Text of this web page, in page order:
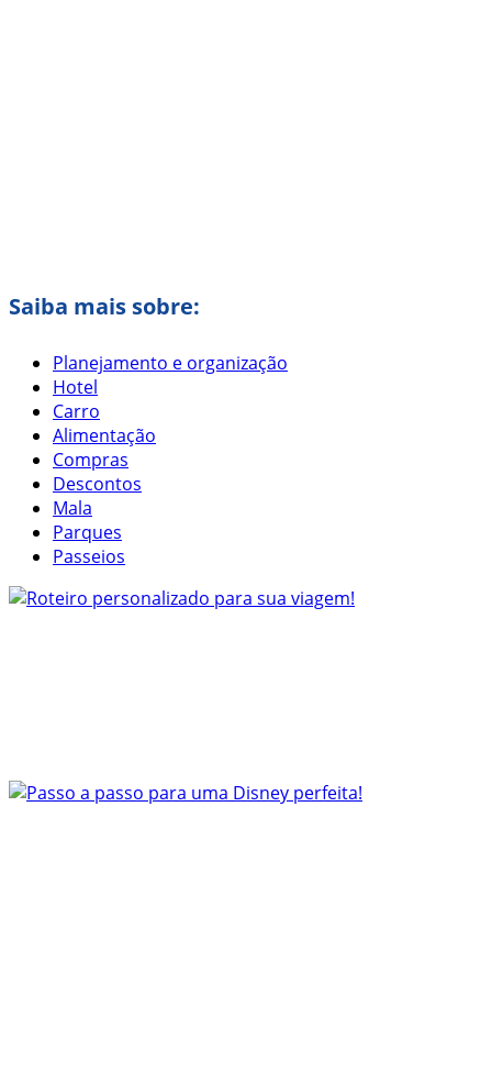
Saiba mais sobre:
Planejamento e organização
Hotel
Carro
Alimentação
Compras
Descontos
Mala
Parques
Passeios